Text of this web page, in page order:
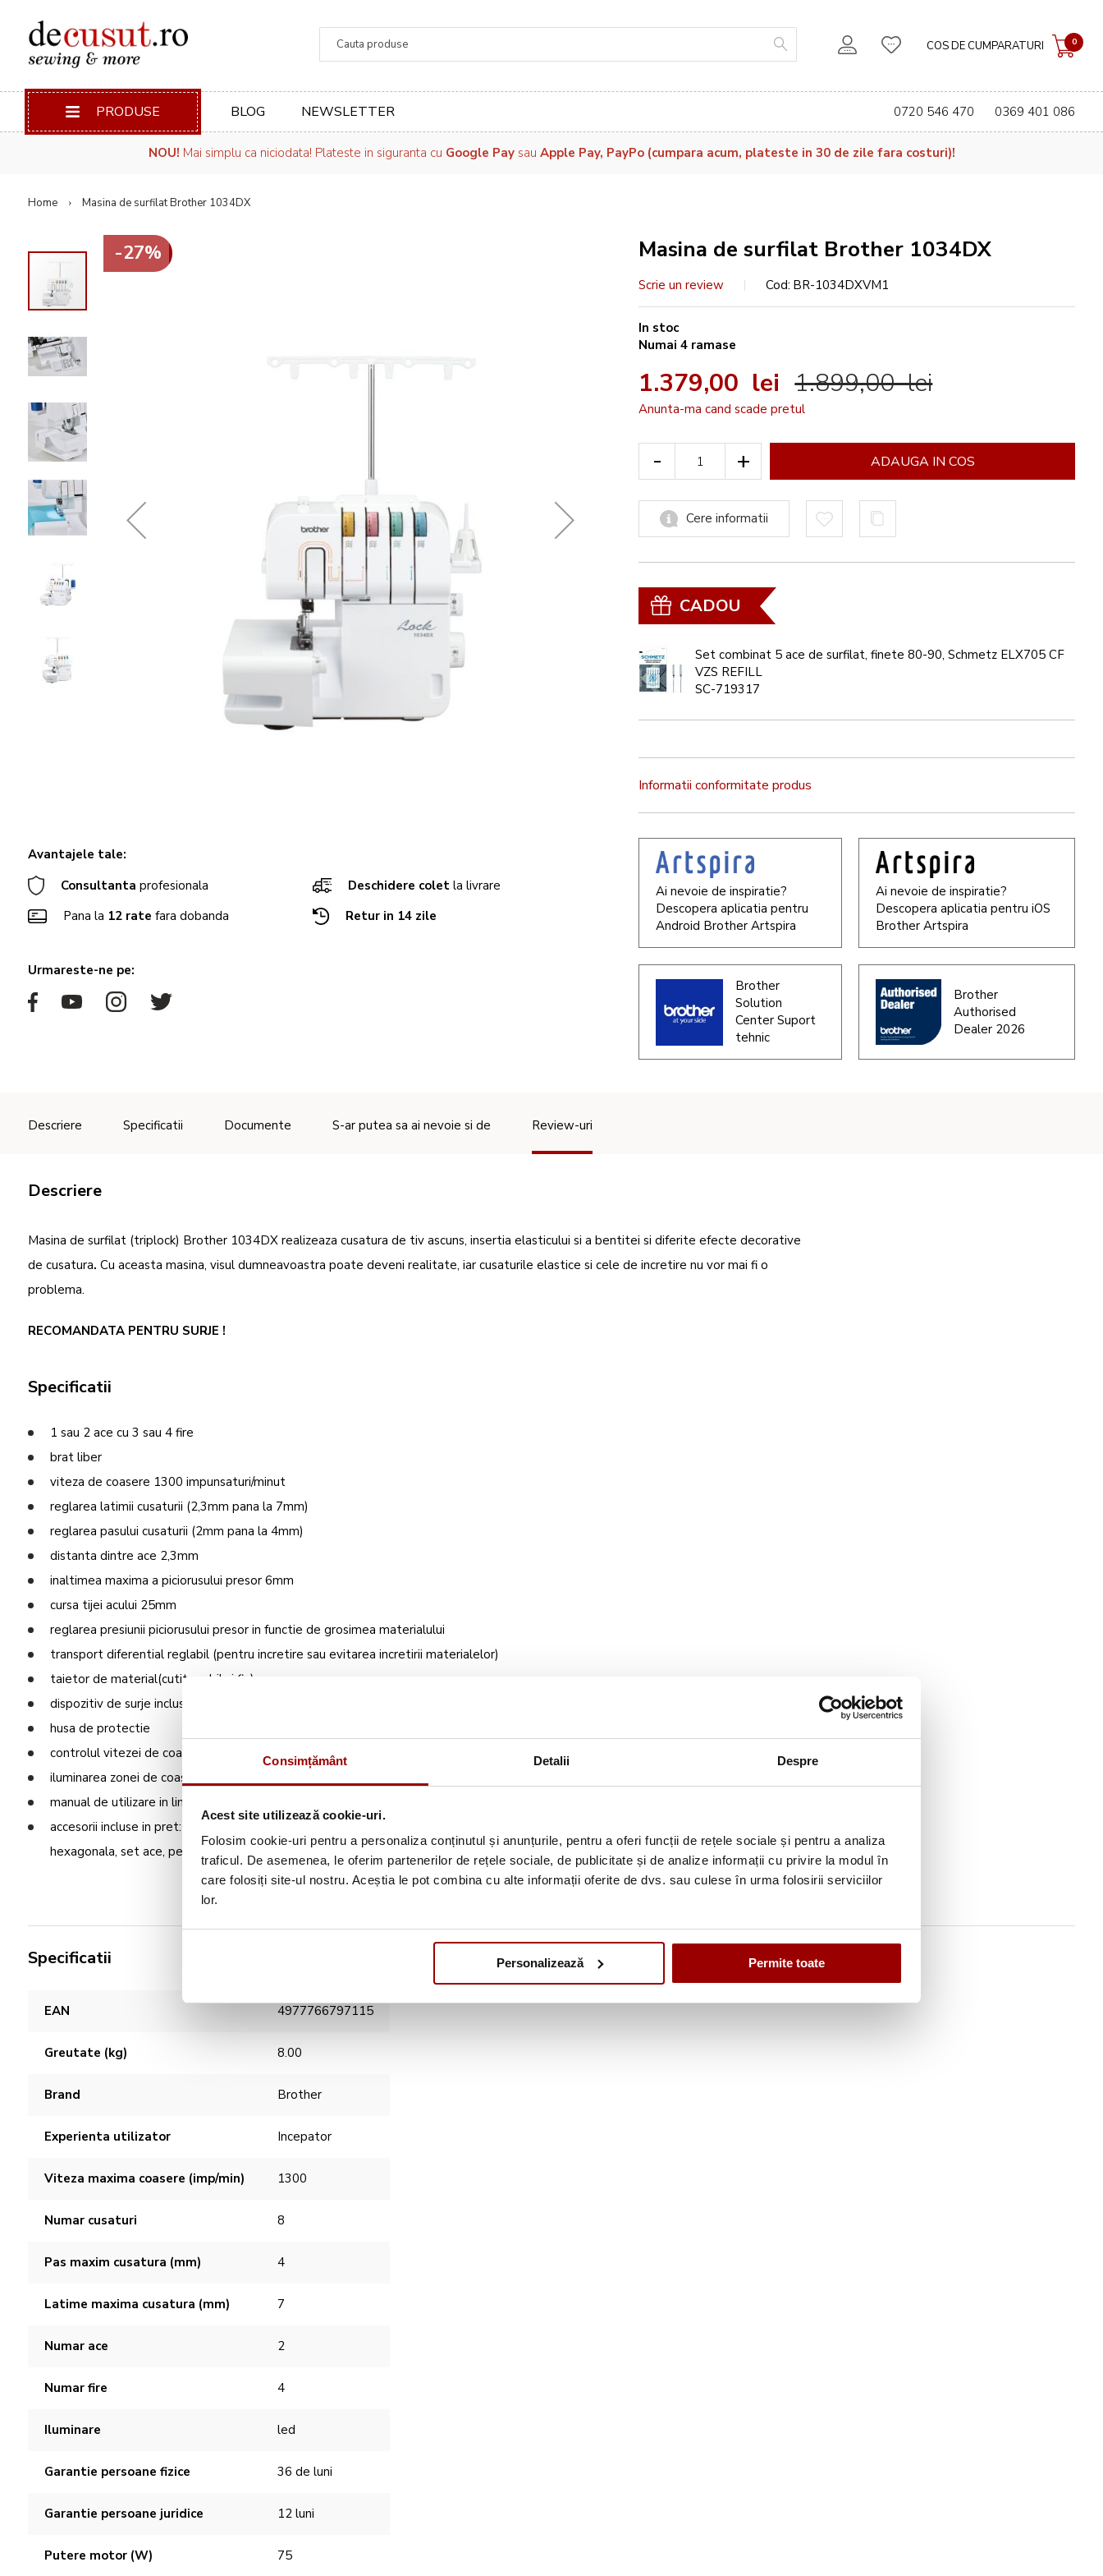
Consimțământ Detalii Despre
Acest site utilizează cookie-uri.
Folosim cookie-uri pentru a personaliza conținutul și anunțurile, pentru a oferi funcții de rețele sociale și pentru a analiza
traficul. De asemenea, le oferim partenerilor de rețele sociale, de publicitate și de analize informații cu privire la modul în
care folosiți site-ul nostru. Aceștia le pot combina cu alte informații oferite de dvs. sau culese în urma folosirii serviciilor
lor.
Personalizează Permite toate
COS DE CUMPARATURI 0
PRODUSE BLOG NEWSLETTER 0720 546 470 0369 401 086
NOU! Mai simplu ca niciodata! Plateste in siguranta cu Google Paysau Apple Pay, PayPo (cumpara acum, plateste in 30 de zile fara costuri)!
Home Masina de surfilat Brother 1034DX
-27%
Avantajele tale:
Consultanta profesionala Deschidere colet la livrare
Pana la 12 rate fara dobanda Retur in 14 zile
Urmareste-ne pe:
Masina de surfilat Brother 1034DX
Scrie un review Cod BR-1034DXVM1
In stoc
Numai4 ramase
1.379,00 lei 1.899,00 lei
Anunta-ma cand scade pretul
- + ADAUGA IN COS
Cere informatii
CADOU
Set combinat 5 ace de surfilat, finete 80-90, Schmetz ELX705 CF
VZS REFILL
SC-719317
Informatii conformitate produs
Ai nevoie de inspiratie?
Descopera aplicatia pentru
Android Brother Artspira
Ai nevoie de inspiratie?
Descopera aplicatia pentru iOS
Brother Artspira
Brother
Solution
Center Suport
tehnic
Brother
Authorised
Dealer 2026
Descriere Specificatii Documente S-ar putea sa ai nevoie si de Review-uri
Descriere
Masina de surfilat (triplock) Brother 1034DX realizeaza cusatura de tiv ascuns, insertia elasticului si a bentitei si diferite efecte decorative
de cusatura. Cu aceasta masina, visul dumneavoastra poate deveni realitate, iar cusaturile elastice si cele de incretire nu vor mai fi o
problema.
RECOMANDATA PENTRU SURJE !
Specificatii
1 sau 2 ace cu 3 sau 4 fire
brat liber
viteza de coasere 1300 impunsaturi/minut
reglarea latimii cusaturii (2,3mm pana la 7mm)
reglarea pasului cusaturii (2mm pana la 4mm)
distanta dintre ace 2,3mm
inaltimea maxima a piciorusului presor 6mm
cursa tijei acului 25mm
reglarea presiunii piciorusului presor in functie de grosimea materialului
transport diferential reglabil (pentru incretire sau evitarea incretirii materialelor)
taietor de material(cutit mobil si fix)
dispozitiv de surje inclus
husa de protectie
controlul vitezei de coasere de la pedala
iluminarea zonei de coasere cu LED (lumina rece)
manual de utilizare in limba romana
accesorii incluse in pret: husa protectie masina, plic accesorii, penseta, plasa pentru ata, capac mosor, perie curatare, surubelnita
hexagonala, set ace, pedala, DVD cu instructiuni.
Specificatii
EAN
4977766797115
Greutate (kg) 8.00
Brand Brother
Experienta utilizator Incepator
Viteza maxima coasere (imp/min) 1300
Numar cusaturi 8
Pas maxim cusatura (mm) 4
Latime maxima cusatura (mm) 7
Numar ace 2
Numar fire 4
Iluminare led
Garantie persoane fizice 36 de luni
Garantie persoane juridice 12 luni
Putere motor (W) 75